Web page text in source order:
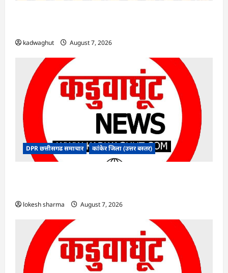
kadwaghut August 7, 2026
DPR छत्तीसगढ समाचार कांकेर जिला (उत्तर बस्तर)
lokesh sharma August 7, 2026